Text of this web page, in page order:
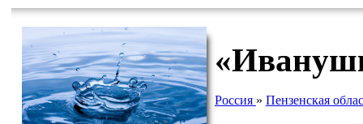
Россия » Пензенская